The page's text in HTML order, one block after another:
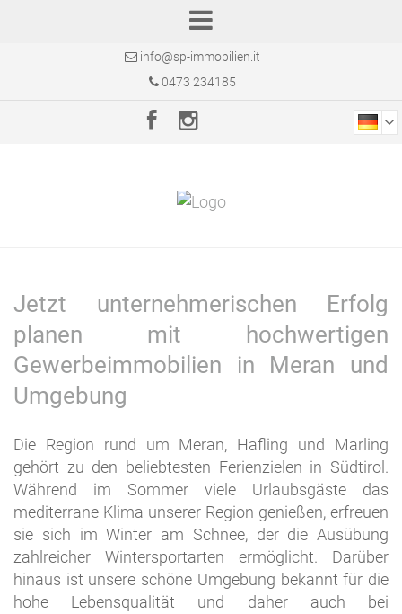
info@sp-immobilien.it
0473 234185
Jetzt unternehmerischen Erfolg
planen mit hochwertigen
Gewerbeimmobilien in Meran und
Umgebung
Die Region rund um Meran, Hafling und Marling
gehört zu den beliebtesten Ferienzielen in Südtirol.
Während im Sommer viele Urlaubsgäste das
mediterrane Klima unserer Region genießen, erfreuen
sie sich im Winter am Schnee, der die Ausübung
zahlreicher Wintersportarten ermöglicht. Darüber
hinaus ist unsere schöne Umgebung bekannt für die
hohe Lebensqualität und daher auch bei